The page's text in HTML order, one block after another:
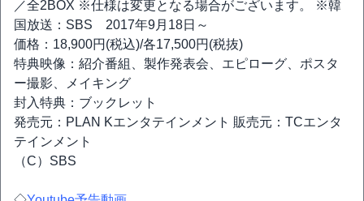
／全2BOX ※仕様は変更となる場合がございます。 ※韓
国放送：SBS 2017年9月18日～
価格：18,900円(税込)/各17,500円(税抜)
特典映像：紹介番組、製作発表会、エピローグ、ポスタ
ー撮影、メイキング
封入特典：ブックレット
発売元：PLAN Kエンタテインメント 販売元：TCエンタ
テインメント
（C）SBS